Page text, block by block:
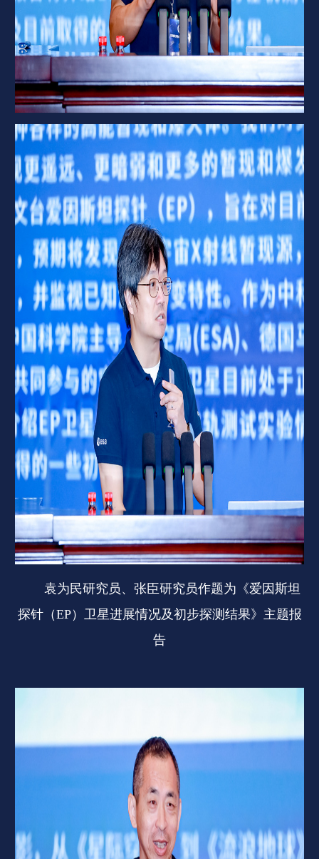
袁为民研究员、张臣研究员作题为《爱因斯坦
探针（EP）卫星进展情况及初步探测结果》主题报
告